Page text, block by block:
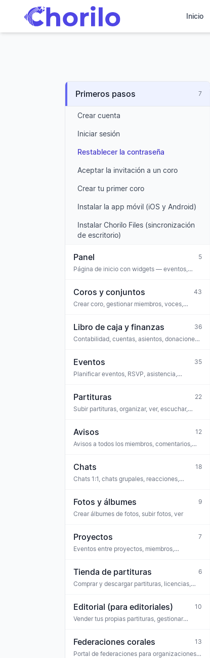
Inicio
Primeros pasos 7
Crear cuenta
Iniciar sesión
Restablecer la contraseña
Aceptar la invitación a un coro
Crear tu primer coro
Instalar la app móvil (iOS y Android)
Instalar Chorilo Files (sincronización
de escritorio)
Panel
5
Página de inicio con widgets — eventos,
Coros y conjuntos
43
Crear coro, gestionar miembros, voces,
suscripción
Libro de caja y finanzas
36
Contabilidad, cuentas, asientos, donaciones,
Eventos
35
Planificar eventos, RSVP, asistencia,
Partituras
22
Subir partituras, organizar, ver, escuchar,
Avisos
12
Avisos a todos los miembros, comentarios,
Chats
18
Chats 1:1, chats grupales, reacciones,
Fotos y álbumes
9
Crear álbumes de fotos, subir fotos, ver
Proyectos
7
Eventos entre proyectos, miembros,
Tienda de partituras
6
Comprar y descargar partituras, licencias,
Editorial (para editoriales)
10
Vender tus propias partituras, gestionar
Federaciones corales
13
Portal de federaciones para organizaciones